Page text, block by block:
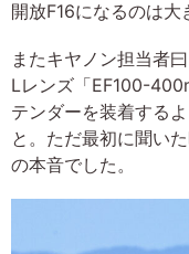
開放F16になるのは大
またキヤノン担当者
Lレンズ「EF100-
テンダーを装着する
と。ただ最初に聞い
の本音でした。